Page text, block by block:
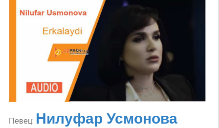
Певец: Нилуфар Усмонова